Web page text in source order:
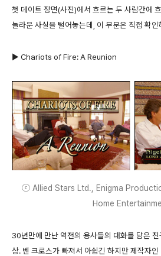
첫 데이트 장면(사진)에서 흐르는 두 사람간에
놀라운 사실을 털어놓는데, 이 부분은 직접 확인
▶ Chariots of Fire: A Reunion
ⓒ Allied Stars Ltd., Enigma
Home
30년만에 만난 역전의 용사들의 대화를 담은
상. 벤 크로스가 빠져서 아쉽긴 하지만 제작자